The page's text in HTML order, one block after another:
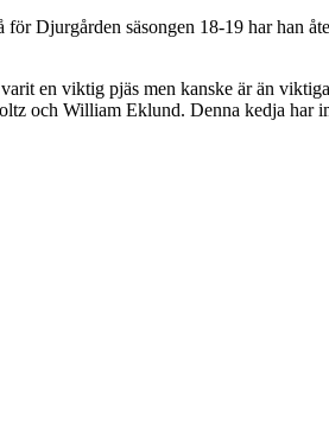
Djurgården säsongen 18-19 har han
en viktig pjäs men kanske är än
och William Eklund. Denna kedja